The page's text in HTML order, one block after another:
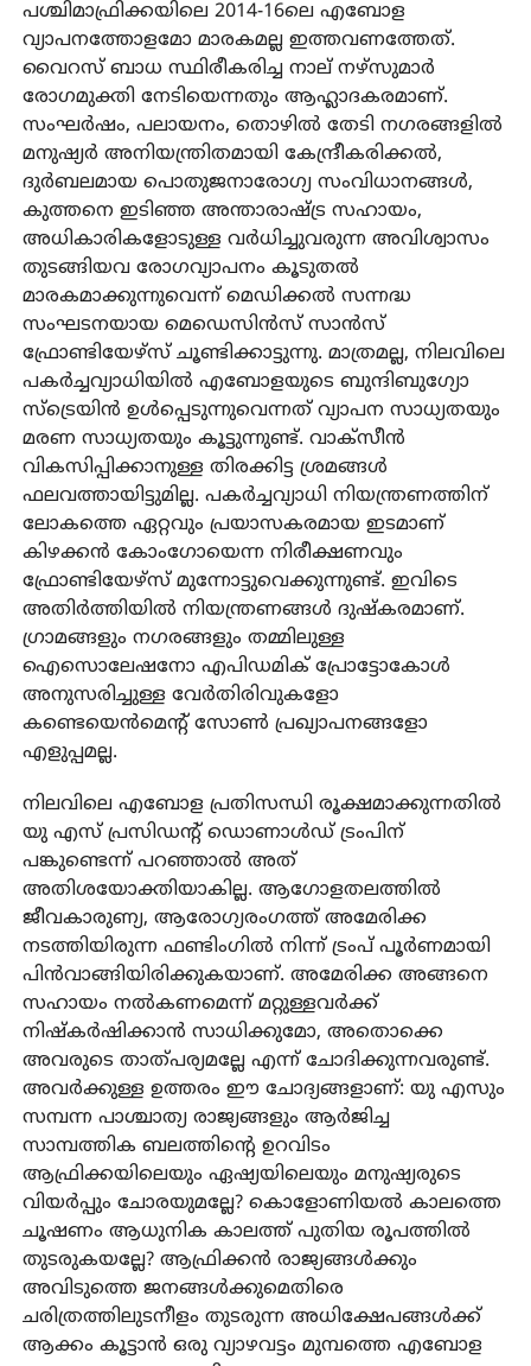
പശ്ചിമാഫ്രിക്കയിലെ 2014-16ലെ എബോള
വ്യാപനത്തോളമോ മാരകമല്ല ഇത്തവണത്തേത്.
വൈറസ് ബാധ സ്ഥിരീകരിച്ച നാല് നഴ്‌സുമാർ
രോഗമുക്തി നേടിയെന്നതും ആഹ്ലാദകരമാണ്.
സംഘർഷം, പലായനം, തൊഴിൽ തേടി നഗരങ്ങളിൽ
മനുഷ്യർ അനിയന്ത്രിതമായി കേന്ദ്രീകരിക്കൽ,
ദുർബലമായ പൊതുജനാരോഗ്യ സംവിധാനങ്ങൾ,
കുത്തനെ ഇടിഞ്ഞ അന്താരാഷ്ട്ര സഹായം,
അധികാരികളോടുള്ള വർധിച്ചുവരുന്ന അവിശ്വാസം
തുടങ്ങിയവ രോഗവ്യാപനം കൂടുതൽ
മാരകമാക്കുന്നുവെന്ന് മെഡിക്കൽ സന്നദ്ധ
സംഘടനയായ മെഡെസിൻസ് സാൻസ്
ഫ്രോണ്ടിയേഴ്സ് ചൂണ്ടിക്കാട്ടുന്നു. മാത്രമല്ല, നിലവിലെ
പകർച്ചവ്യാധിയിൽ എബോളയുടെ ബുന്ദിബുഗ്യോ
സ്‌ട്രെയിൻ ഉൾപ്പെടുന്നുവെന്നത് വ്യാപന സാധ്യതയും
മരണ സാധ്യതയും കൂട്ടുന്നുണ്ട്. വാക്‌സീൻ
വികസിപ്പിക്കാനുള്ള തിരക്കിട്ട ശ്രമങ്ങൾ
ഫലവത്തായിട്ടുമില്ല. പകർച്ചവ്യാധി നിയന്ത്രണത്തിന്
ലോകത്തെ ഏറ്റവും പ്രയാസകരമായ ഇടമാണ്
കിഴക്കൻ കോംഗോയെന്ന നിരീക്ഷണവും
ഫ്രോണ്ടിയേഴ്‌സ് മുന്നോട്ടുവെക്കുന്നുണ്ട്. ഇവിടെ
അതിർത്തിയിൽ നിയന്ത്രണങ്ങൾ ദുഷ്‌കരമാണ്.
ഗ്രാമങ്ങളും നഗരങ്ങളും തമ്മിലുള്ള
ഐസൊലേഷനോ എപിഡമിക് പ്രോട്ടോകോൾ
അനുസരിച്ചുള്ള വേർതിരിവുകളോ
കണ്ടെയെൻമെന്റ് സോൺ പ്രഖ്യാപനങ്ങളോ
എളുപ്പമല്ല.
നിലവിലെ എബോള പ്രതിസന്ധി രൂക്ഷമാക്കുന്നതിൽ
യു എസ് പ്രസിഡന്റ് ഡൊണാൾഡ് ട്രംപിന്
പങ്കുണ്ടെന്ന് പറഞ്ഞാൽ അത്
അതിശയോക്തിയാകില്ല. ആഗോളതലത്തിൽ
ജീവകാരുണ്യ, ആരോഗ്യരംഗത്ത് അമേരിക്ക
നടത്തിയിരുന്ന ഫണ്ടിംഗിൽ നിന്ന് ട്രംപ് പൂർണമായി
പിൻവാങ്ങിയിരിക്കുകയാണ്. അമേരിക്ക അങ്ങനെ
സഹായം നൽകണമെന്ന് മറ്റുള്ളവർക്ക്
നിഷ്‌കർഷിക്കാൻ സാധിക്കുമോ, അതൊക്കെ
അവരുടെ താത്പര്യമല്ലേ എന്ന് ചോദിക്കുന്നവരുണ്ട്.
അവർക്കുള്ള ഉത്തരം ഈ ചോദ്യങ്ങളാണ്: യു എസും
സമ്പന്ന പാശ്ചാത്യ രാജ്യങ്ങളും ആർജിച്ച
സാമ്പത്തിക ബലത്തിന്റെ ഉറവിടം
ആഫ്രിക്കയിലെയും ഏഷ്യയിലെയും മനുഷ്യരുടെ
വിയർപ്പും ചോരയുമല്ലേ? കൊളോണിയൽ കാലത്തെ
ചൂഷണം ആധുനിക കാലത്ത് പുതിയ രൂപത്തിൽ
തുടരുകയല്ലേ? ആഫ്രിക്കൻ രാജ്യങ്ങൾക്കും
അവിടുത്തെ ജനങ്ങൾക്കുമെതിരെ
ചരിത്രത്തിലുടനീളം തുടരുന്ന അധിക്ഷേപങ്ങൾക്ക്
ആക്കം കൂട്ടാൻ ഒരു വ്യാഴവട്ടം മുമ്പത്തെ എബോള